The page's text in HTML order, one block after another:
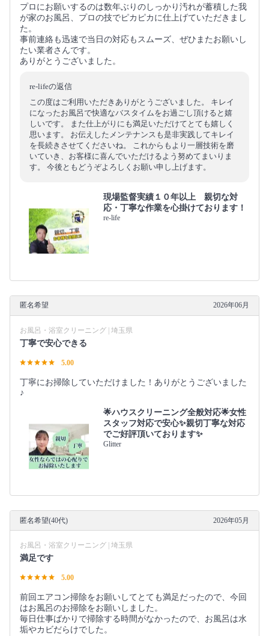
プロにお願いするのは数年ぶりのしっかり汚れが蓄積した我
が家のお風呂、プロの技でピカピカに仕上げていただきまし
た。
事前連絡も迅速で当日の対応もスムーズ、ぜひまたお願いし
たい業者さんです。
ありがとうございました。
re-lifeの返信
この度はご利用いただきありがとうございました。 キレイ
になったお風呂で快適なバスタイムをお過ごし頂けると嬉
しいです。 また仕上がりにも満足いただけてとても嬉しく
思います。 お伝えしたメンテナンスも是非実践してキレイ
を長続きさせてくださいね。 これからもより一層技術を磨
いていき、お客様に喜んでいただけるよう努めてまいりま
す。 今後ともどうぞよろしくお願い申し上げます。
現場監督実績１０年以上 親切な対
応・丁寧な作業を心掛けております！
re-life
匿名希望 2026年06月
お風呂・浴室クリーニング | 埼玉県
丁寧で安心できる
5.00
丁寧にお掃除していただけました！ありがとうございました
♪
🌟ハウスクリーニング全般対応🌟女性
スタッフ対応で安心✨親切丁寧な対応
でご好評頂いております✨
Glitter
匿名希望(40代) 2026年05月
お風呂・浴室クリーニング | 埼玉県
満足です
5.00
前回エアコン掃除をお願いしてとても満足だったので、今回
はお風呂のお掃除をお願いしました。
毎日仕事ばかりで掃除する時間がなかったので、お風呂は水
垢やカビだらけでした。